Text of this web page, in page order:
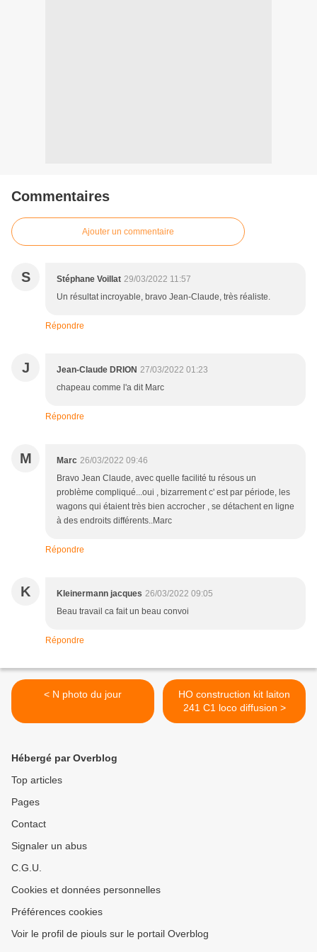
Commentaires
Ajouter un commentaire
S Stéphane Voillat 29/03/2022 11:57
Un résultat incroyable, bravo Jean-Claude, très réaliste.
Répondre
J Jean-Claude DRION 27/03/2022 01:23
chapeau comme l'a dit Marc
Répondre
M Marc 26/03/2022 09:46
Bravo Jean Claude, avec quelle facilité tu résous un
problème compliqué...oui , bizarrement c' est par période, les
wagons qui étaient très bien accrocher , se détachent en ligne
à des endroits différents..Marc
Répondre
K Kleinermann jacques 26/03/2022 09:05
Beau travail ca fait un beau convoi
Répondre
< N photo du jour
HO construction kit laiton
241 C1 loco diffusion >
Hébergé par Overblog
Top articles
Pages
Contact
Signaler un abus
C.G.U.
Cookies et données personnelles
Préférences cookies
Voir le profil de piouls sur le portail Overblog